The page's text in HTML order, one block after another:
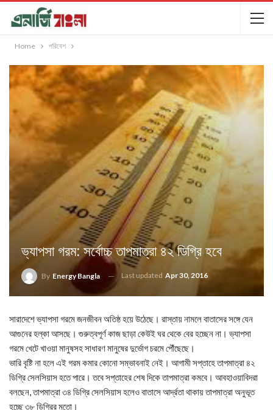
Home পরিবেশ
ভ্যাপসা গরম: সর্বোচ্চ তাপমাত্রা ৪২ ডিগ্রি হবে
By Energy Bangla Last updated Apr 30, 2016
সারাদেশে ভ্যাপসা গরমে জনজীবন অতিষ্ঠ হয়ে উঠেছে। রাস্তায় নামলে বাতাসের সঙ্গে যেন
আগুনের হল্কা আসছে। গুরুত্বপূর্ণ কাজ ছাড়া কেউই ঘর থেকে বের হচ্ছেন না। ভ্যাপসা
গরমে খেটে খাওয়া মানুষসহ সাধারণ মানুষের দুর্ভোগ চরমে পৌঁছেছে।
ভারি বৃষ্টি না হলে এই গরম কমার কোনো সম্ভাবনাই নেই। আগামী সপ্তাহে তাপমাত্রা ৪২
ডিগ্রি সেলসিয়াস হতে পারে। তবে সপ্তাহের শেষ দিকে তাপমাত্রা কমবে। আবহাওয়াবিদরা
বলছেন, তাপমাত্রা ৩৪ ডিগ্রি সেলসিয়াস হলেও বাতাসে আর্দ্রতা থাকায় তাপমাত্রা অনুভূত
হচ্ছে ৩৮ ডিগ্রির মতো।